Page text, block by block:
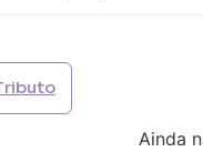
Ainda
Média (€100)